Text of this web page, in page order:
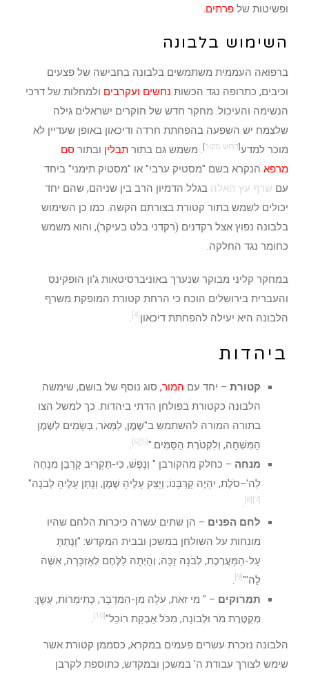
ופשיטות של פרתים.
השימוש בלבונה
ברפואה העממית משתמשים בלבונה בחבישה של פצעים
וכיבים, כתרופה נגד הכשות נחשים ועקרבים ולמחלות של דרכי
הנשימה והעיכול. מחקר חדש של חוקרים ישראלים גילה
שלצמח יש השפעה בהפחתת חרדה ודיכאון באופן שעדיין לא
מוכר למדע דרוש מקור . משמש גם בתור תבלין ובתור סם
מרפא הנקרא בשם "מסטיק ערבי" או "מסטיק תימני" ביחד
עם שרף עץ האלה בגלל הדמיון הרב בין שניהם, שהם יחד
יכולים לשמש בתור קטורת בצורתם הקשה. כמו כן השימוש
בלבונה נפוץ אצל רקדנים (רקדני בלט בעיקר), והוא משמש
כחומר נגד החלקה.
במחקר קליני מבוקר שנערך באוניברסיטאות ג'ון הופקינס
והעברית בירושלים הוכח כי הרחת קטורת המופקת משרף
הלבונה היא יעילה להפחתת דיכאון
.
ביהדות
קטורת – יחד עם המור, סוג נוסף של בושם, שימשה
הלבונה כקטורת בפולחן הדתי ביהדות. כך למשל הצו
בתורה המורה להשתמש ב"שֶׁמֶן, לַמָּאֹר; בְּשָׂמִים לְשֶׁמֶן
הַמִּשְׁחָה, וְלִקְטֹרֶת הַסַּמִּים."
.
מנחה – כחלק מהקורבן " וְנֶפֶשׁ, כִּי-תַקְרִיב קָרְבַּן מִנְחָה
לַה'–סֹלֶת, יִהְיֶה קָרְבָּנוֹ; וְיָצַק עָלֶיהָ שֶׁמֶן, וְנָתַן עָלֶיהָ לְבֹנָה"
.
לחם הפנים – הן שתים עשרה כיכרות הלחם שהיו
מונחות על השולחן במשכן ובבית המקדש: "וְנָתַתָּ
עַל-הַמַּעֲרֶכֶת, לְבֹנָה זַכָּה; וְהָיְתָה לַלֶּחֶם לְאַזְכָּרָה, אִשֶּׁה
לַה'"
.
תמרוקים – " מִי זֹאת, עֹלָה מִן-הַמִּדְבָּר, כְּתִימְרוֹת, עָשָׁן:
מְקֻטֶּרֶת מֹר וּלְבוֹנָה, מִכֹּל אַבְקַת רוֹכֵל"
.
הלבונה נזכרת עשרים פעמים במקרא, כסממן קטורת אשר
שימש לצורך עבודת ה' במשכן ובמקדש, כתוספת לקרבן